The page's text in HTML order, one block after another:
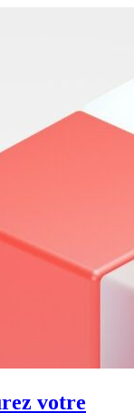
votre